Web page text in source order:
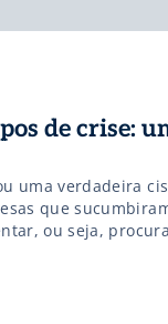
de crise:
uma verdadeira
que
ou seja,